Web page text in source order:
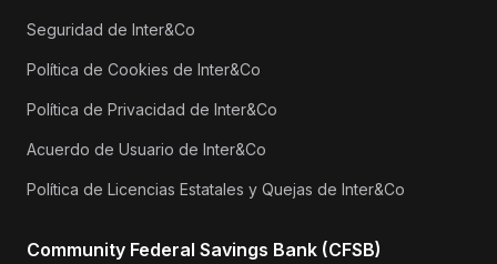
Seguridad de Inter&Co
Política de Cookies de Inter&Co
Política de Privacidad de Inter&Co
Acuerdo de Usuario de Inter&Co
Política de Licencias Estatales y Quejas de Inter&Co
Community Federal Savings Bank (CFSB)